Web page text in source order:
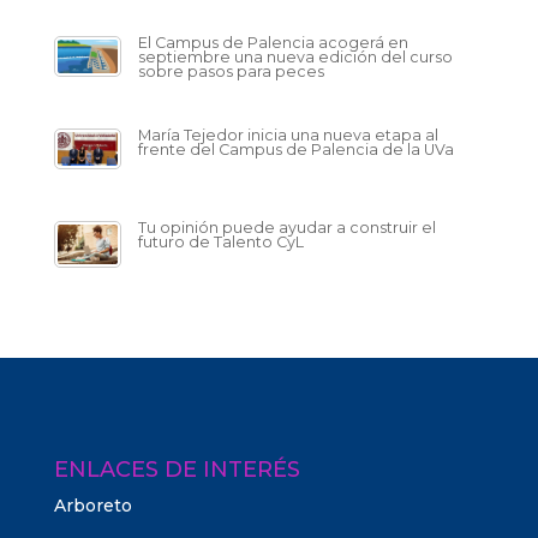
El Campus de Palencia acogerá en
septiembre una nueva edición del curso
sobre pasos para peces
María Tejedor inicia una nueva etapa al
frente del Campus de Palencia de la UVa
Tu opinión puede ayudar a construir el
futuro de Talento CyL
ENLACES DE INTERÉS
Arboreto